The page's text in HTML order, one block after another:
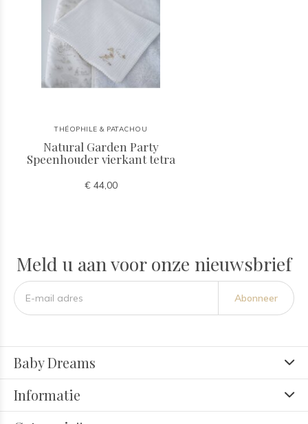
THÉOPHILE & PATACHOU
Natural Garden Party
Speenhouder vierkant tetra
€ 44,00
Meld u aan voor onze nieuwsbrief
Abonneer
Baby Dreams
Informatie